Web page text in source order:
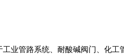
业管路系统、耐酸碱阀门、化